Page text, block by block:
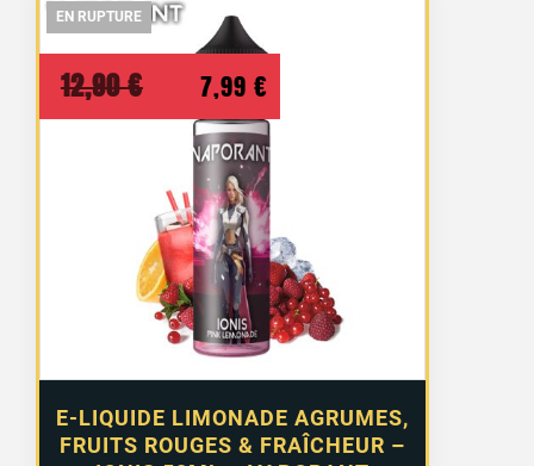
EN RUPTURE
EN RUPTURE
E-LIQUIDE LIMONADE AGRUMES,
FRUITS ROUGES & FRAÎCHEUR –
12,90€
Le
prix
initial
était :
12,90 €.
7,99 €
prix
7,99 €.
EN RUPTURE